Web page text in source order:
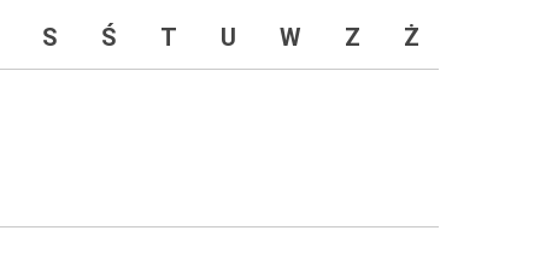
S Ś T U W Z Ż